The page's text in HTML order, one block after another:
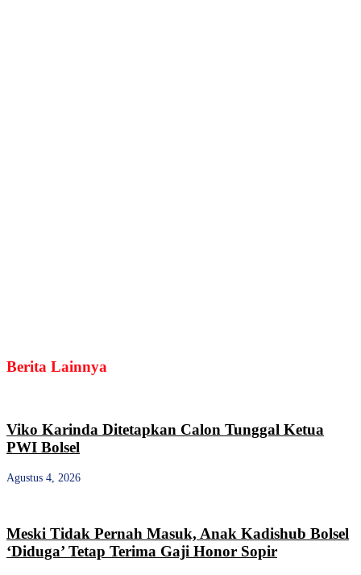
Berita Lainnya
Viko Karinda Ditetapkan Calon Tunggal Ketua
PWI Bolsel
Agustus 4, 2026
Meski Tidak Pernah Masuk, Anak Kadishub Bolsel
‘Diduga’ Tetap Terima Gaji Honor Sopir